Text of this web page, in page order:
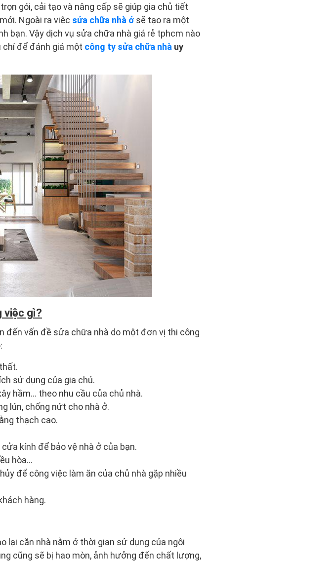
gói, cải tạo và nâng cấp sẽ giúp gia chủ tiết
Ngoài ra việc sửa chữa nhà ở sẽ tạo ra một
bạn. Vậy dịch vụ sửa chữa nhà giá rẻ tphcm nào
để đánh giá một công ty sửa chữa nhà uy
việc gì?
đến vấn đề sửa chữa nhà do một đơn vị thi công
sử dụng của gia chủ.
hầm… theo nhu cầu của chủ nhà.
lún, chống nứt cho nhà ở.
thạch cao.
kính để bảo vệ nhà ở của bạn.
hòa…
để công việc làm ăn của chủ nhà gặp nhiều
hàng.
lại căn nhà nằm ở thời gian sử dụng của ngôi
cũng sẽ bị hao mòn, ảnh hưởng đến chất lượng,